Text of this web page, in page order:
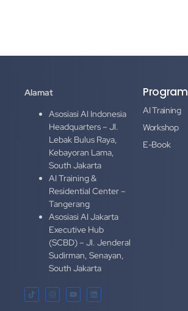
Alamat
Asosiasi AI Indonesia
Headquarters – Jl.
Lebak Bulus Raya,
Kebayoran Lama,
South Jakarta
AI Training &
Residential Center –
Tangerang
Asosiasi AI Jakarta
Executive Hub
(SCBD) – Jl. Jenderal
Sudirman, Senayan,
South Jakarta
Program
AI Training
Workshop
E-Book